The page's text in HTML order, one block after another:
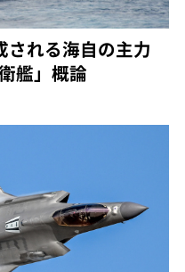
される海自の主力
艦」概論